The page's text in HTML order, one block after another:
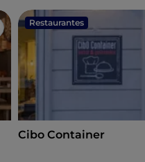
gusta
Restaurantes
Cibo Container